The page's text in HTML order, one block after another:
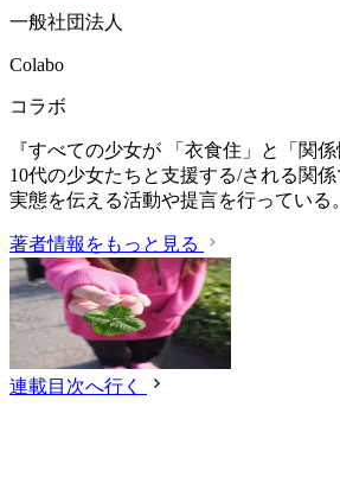
一般社団法人
Colabo
コラボ
『すべての少女が 「衣食住」と「関
10代の少女たちと支援する/される関
実態を伝える活動や提言を行っている。
著者情報をもっと見る
連載目次へ行く